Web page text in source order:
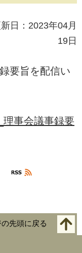
日：2023年04月
19日
要旨を配信い
理事会議事録要
先頭に戻る